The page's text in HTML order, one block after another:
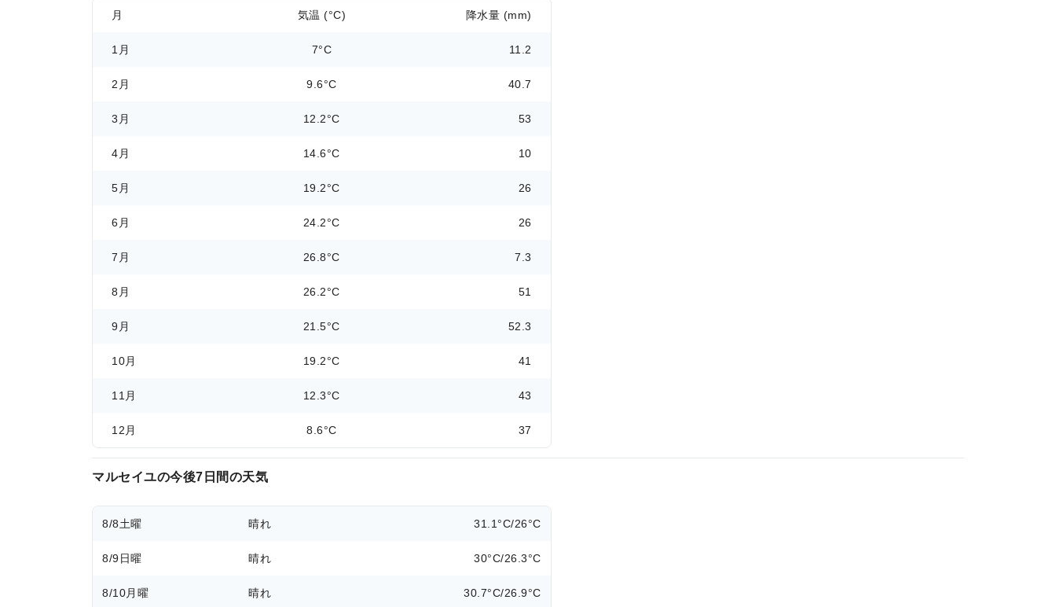
月 気温 (°C) 降水量 (mm)
1月 7°C 11.2
2月 9.6°C 40.7
3月 12.2°C 53
4月 14.6°C 10
5月 19.2°C 26
6月 24.2°C 26
7月 26.8°C 7.3
8月 26.2°C 51
9月 21.5°C 52.3
10月 19.2°C 41
11月 12.3°C 43
12月 8.6°C 37
マルセイユの今後7日間の天気
8/8土曜 晴れ 31.1°C/26°C
8/9日曜 晴れ 30°C/26.3°C
8/10月曜 晴れ 30.7°C/26.9°C